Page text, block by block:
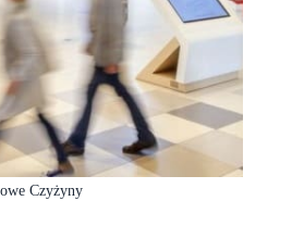
Czyżyny